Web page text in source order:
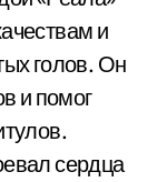
и
голов. Он
и помог
сердца